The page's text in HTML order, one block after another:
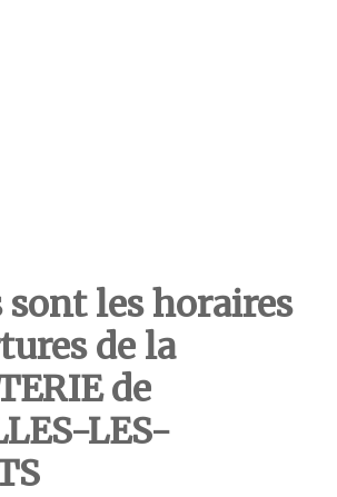
sont les horaires
de la
de
LES-